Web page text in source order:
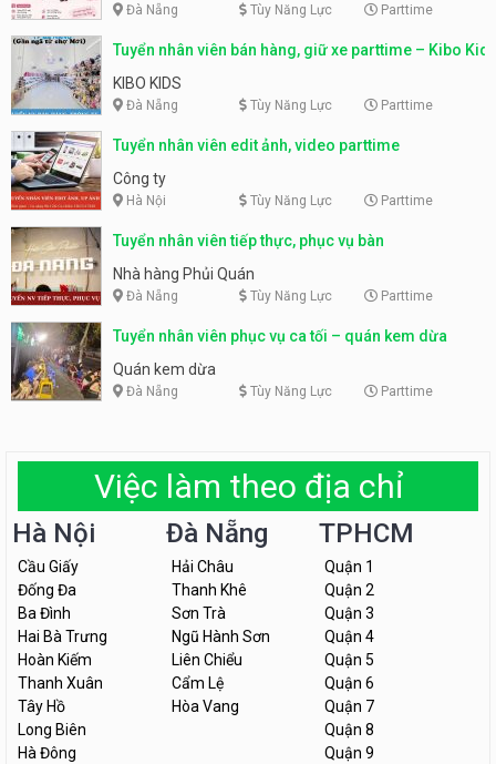
Đà Nẵng Tùy Năng Lực Parttime
Tuyển nhân viên bán hàng, giữ xe parttime – Kibo Kid
KIBO KIDS
Đà Nẵng Tùy Năng Lực Parttime
Tuyển nhân viên edit ảnh, video parttime
Công ty
Hà Nội Tùy Năng Lực Parttime
Tuyển nhân viên tiếp thực, phục vụ bàn
Nhà hàng Phủi Quán
Đà Nẵng Tùy Năng Lực Parttime
Tuyển nhân viên phục vụ ca tối – quán kem dừa
Quán kem dừa
Đà Nẵng Tùy Năng Lực Parttime
Việc làm theo địa chỉ
Hà Nội
Cầu Giấy
Đống Đa
Ba Đình
Hai Bà Trưng
Hoàn Kiếm
Thanh Xuân
Tây Hồ
Long Biên
Hà Đông
Đà Nẵng
Hải Châu
Thanh Khê
Sơn Trà
Ngũ Hành Sơn
Liên Chiểu
Cẩm Lệ
Hòa Vang
TPHCM
Quận 1
Quận 2
Quận 3
Quận 4
Quận 5
Quận 6
Quận 7
Quận 8
Quận 9